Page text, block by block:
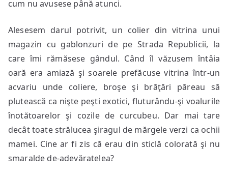
cum nu avusese până atunci.
Alesesem darul potrivit, un colier din vitrina unui
magazin cu gablonzuri de pe Strada Republicii, la
care îmi rămăsese gândul. Când îl văzusem întâia
oară era amiază şi soarele prefăcuse vitrina într-un
acvariu unde coliere, broşe şi brăţări păreau să
plutească ca nişte peşti exotici, fluturându-şi voalurile
înotătoarelor şi cozile de curcubeu. Dar mai tare
decât toate strălucea şiragul de mărgele verzi ca ochii
mamei. Cine ar fi zis că erau din sticlă colorată şi nu
smaralde de-adevăratelea?